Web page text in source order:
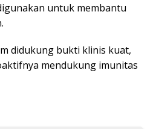
untuk membantu
didukung bukti klinis kuat,
mendukung imunitas